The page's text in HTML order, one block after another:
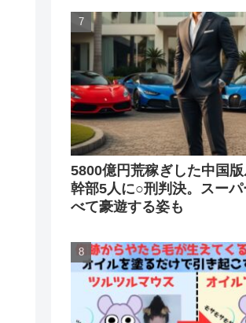
5800億円荒稼ぎした中国版
幹部5人に○刑判決。スー
べて豪遊する姿も